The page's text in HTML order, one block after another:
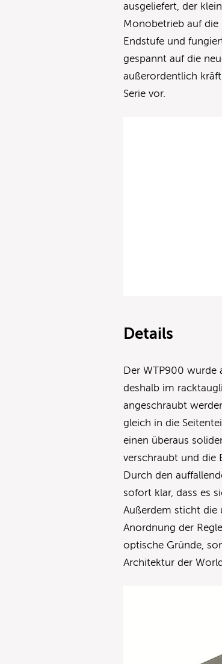
ausgeliefert, der
Monobetrieb auf die
Endstufe und
gespannt auf die
außerordentlich
Serie vor.
Details
Der WTP900
deshalb im
angeschraubt
gleich in die
einen überaus
verschraubt und die
Durch den
sofort klar, dass es
Außerdem sticht
Anordnung der
optische Gründe,
Architektur der